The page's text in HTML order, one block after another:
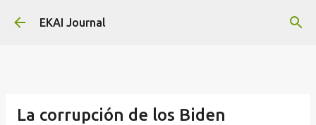
EKAI Journal
La corrupción de los Biden